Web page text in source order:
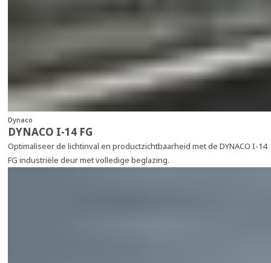
Dynaco
DYNACO I-14 FG
Optimaliseer de lichtinval en productzichtbaarheid met de DYNACO I-14
FG industriële deur met volledige beglazing.